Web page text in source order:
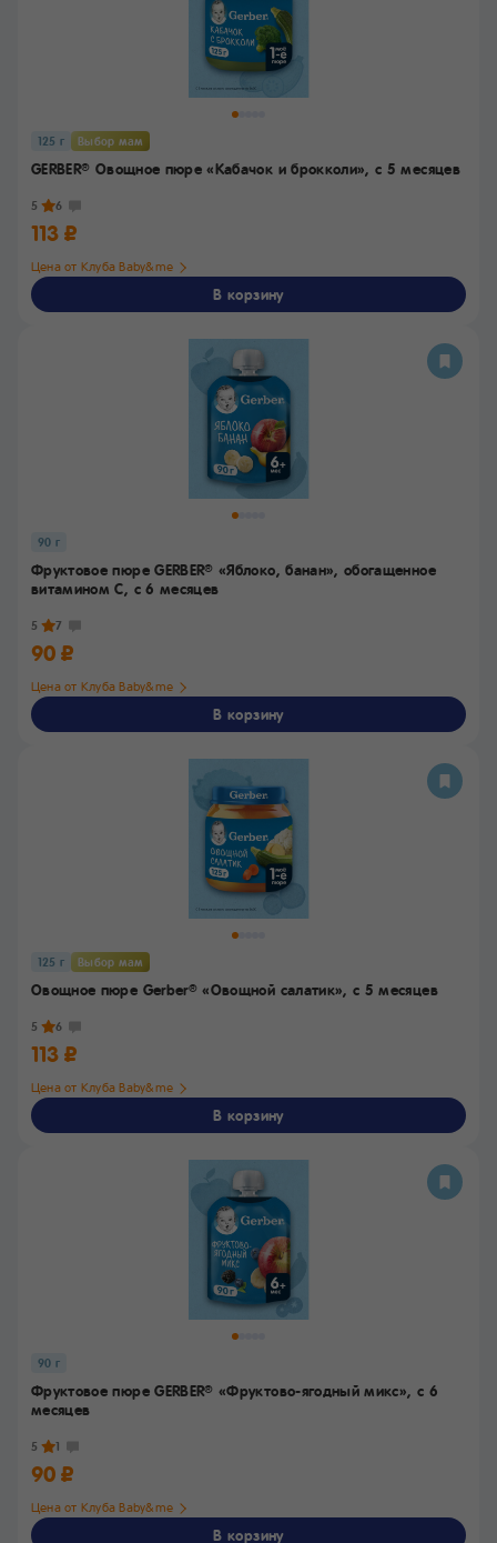
125 г Выбор мам
GERBER® Овощное пюре «Кабачок и брокколи»,с 5 месяцев
5 6
113 ₽
Цена от Клуба Baby&me
В корзину
90 г
Фруктовое пюре GERBER® «Яблоко, банан», обогащенное
витамином С, с 6 месяцев
5 7
90 ₽
Цена от Клуба Baby&me
В корзину
125 г Выбор мам
Овощное пюре Gerber® «Овощной салатик»,с 5 месяцев
5 6
113 ₽
Цена от Клуба Baby&me
В корзину
90 г
Фруктовое пюре GERBER® «Фруктово-ягодный микс», с 6
месяцев
5 1
90 ₽
Цена от Клуба Baby&me
В корзину